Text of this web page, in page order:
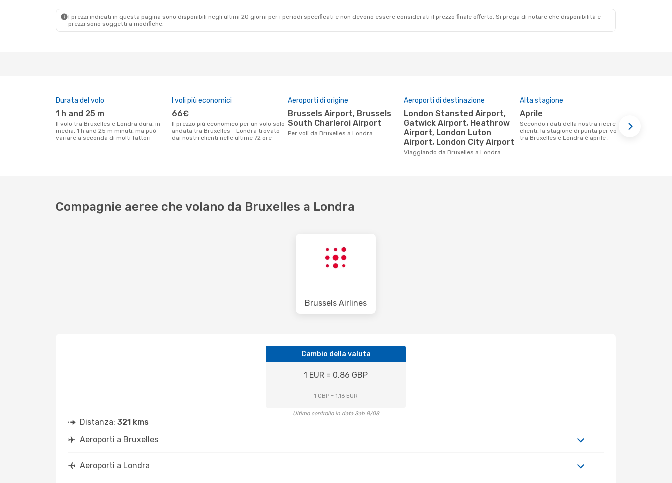
LON
- BRU - BRU
I prezzi indicati in questa pagina sono disponibili negli ultimi 20 giorni per i periodi specificati e non devono essere considerati il ​​prezzo finale offerto. Si prega di notare che disponibilità e
prezzi sono soggetti a modifiche.
Durata del volo
1 h and 25 m
Il volo tra Bruxelles e Londra dura, in
media, 1 h and 25 m minuti, ma può
variare a seconda di molti fattori
I voli più economici
66€
Il prezzo più economico per un volo solo
andata tra Bruxelles - Londra trovato
dai nostri clienti nelle ultime 72 ore
Aeroporti di origine
Brussels Airport, Brussels
South Charleroi Airport
Per voli da Bruxelles a Londra
Aeroporti di destinazione
London Stansted Airport,
Gatwick Airport, Heathrow
Airport, London Luton
Airport, London City Airport
Viaggiando da Bruxelles a Londra
Alta stagione
aprile
Secondo i dati della nostra ricerca
clienti, la stagione di punta per volare
tra Bruxelles e Londra è aprile .
Compagnie aeree che volano da Bruxelles a Londra
Brussels Airlines
Cambio della valuta
1 EUR = 0.86 GBP
1 GBP = 1.16 EUR
Ultimo controllo in data Sab 8/08
Distanza: 321 kms
Aeroporti a Bruxelles
Aeroporti a Londra